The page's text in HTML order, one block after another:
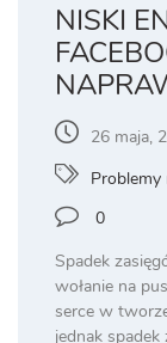
NISKI
26 maja,
Problemy
0
Spadek
wołanie na
serce w
jednak